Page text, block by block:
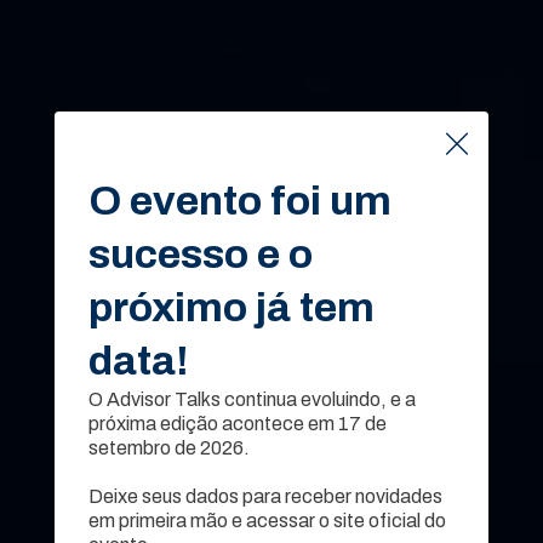
Advisor
O evento foi um
sucesso e o
próximo já tem
data!
O Advisor Talks continua evoluindo, e a
próxima edição acontece em 17 de
setembro de 2026.
Deixe seus dados para receber novidades
em primeira mão e acessar o site oficial do
O evento foi um
sucesso e o
próximo já tem
data!
O Advisor Talks continua evoluindo, e a
próxima edição acontece em 17 de
setembro de 2026.
Deixe seus dados para receber novidades
em primeira mão e acessar o site oficial do